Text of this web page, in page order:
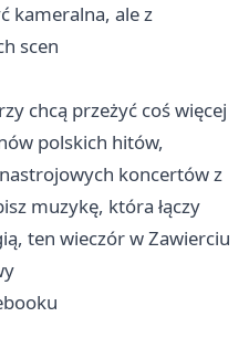
kameralna, ale z
scen
chcą przeżyć coś więcej
polskich hitów,
koncertów z
muzykę, która łączy
ten wieczór w Zawierciu